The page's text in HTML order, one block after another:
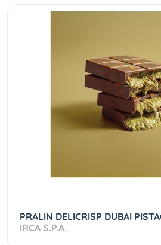
PRALIN DELICRISP DUBAI
IRCA S.P.A.